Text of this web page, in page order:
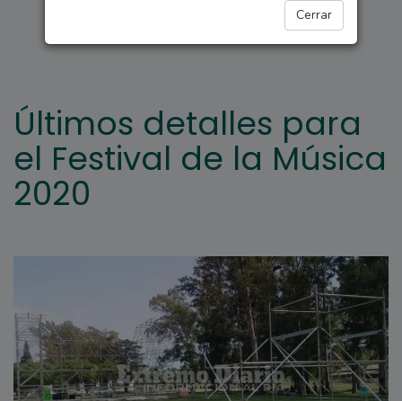
Cerrar
Últimos detalles para
el Festival de la Música
2020